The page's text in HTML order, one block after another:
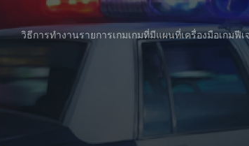
วิธีการทำงานรายการเกมเกมที่มีแผนที่เครื่องมือเกมฟีเ